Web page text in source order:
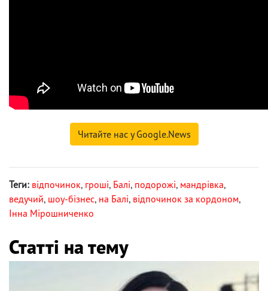
Читайте нас у Google.News
Теги: відпочинок, гроші, Балі, подорожі, мандрівка,
ведучий, шоу-бізнес, на Балі, відпочинок за кордоном,
Інна Мірошниченко
Статті на тему